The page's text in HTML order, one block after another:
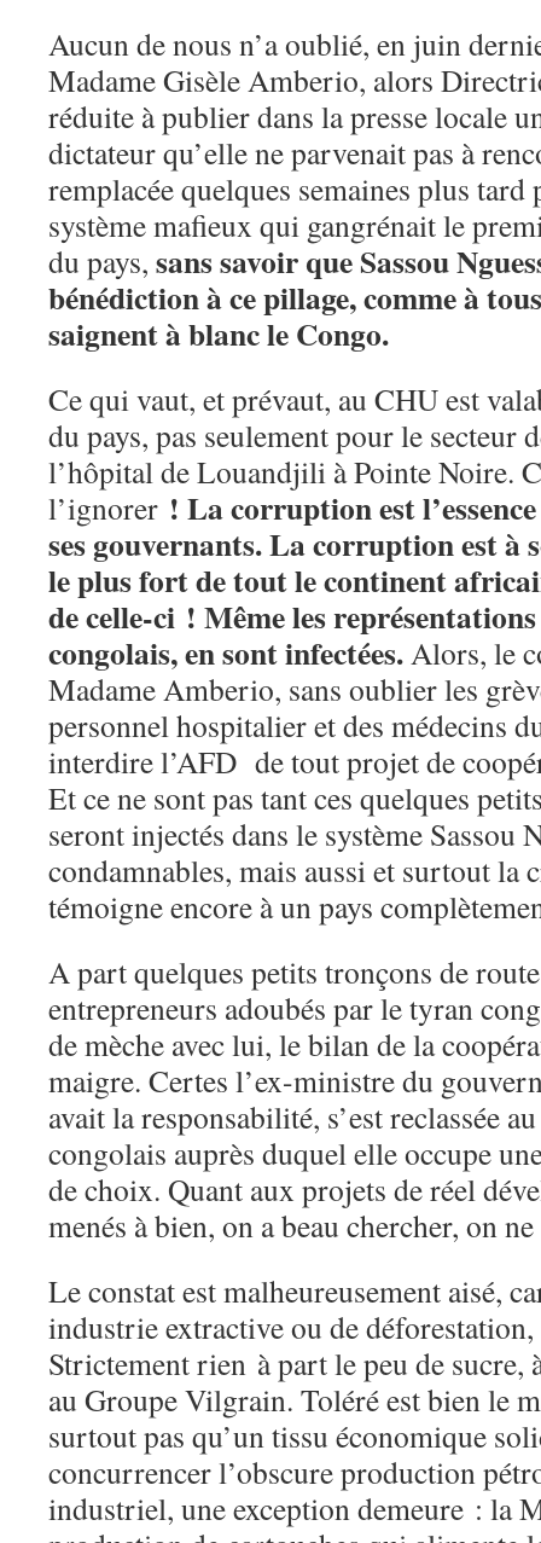
Aucun de nous n’a oublié, en juin
Madame Gisèle Amberio, alors
réduite à publier dans la presse locale
dictateur qu’elle ne parvenait pas à
remplacée quelques semaines plus
système mafieux qui gangrénait le
du pays, sans savoir que Sassou
bénédiction à ce pillage, comme à
saignent à blanc le Congo.
Ce qui vaut, et prévaut, au CHU est
du pays, pas seulement pour le secteur
l’hôpital de Louandjili à Pointe Noire.
l’ignorer ! La corruption est
ses gouvernants. La corruption est à
le plus fort de tout le continent
de celle-ci ! Même les
congolais, en sont infectées.Alors, le
Madame Amberio, sans oublier les
personnel hospitalier et des médecins
interdire l’AFD de tout projet de
Et ce ne sont pas tant ces quelques
seront injectés dans le système Sassou
condamnables, mais aussi et surtout la
témoigne encore à un pays
A part quelques petits tronçons de
entrepreneurs adoubés par le tyran
de mèche avec lui, le bilan de la
maigre. Certes l’ex-ministre du
avait la responsabilité, s’est reclassée
congolais auprès duquel elle occupe
de choix. Quant aux projets de réel
menés à bien, on a beau chercher, on
Le constat est malheureusement aisé,
industrie extractive ou de
Strictement rien à part le peu de sucre,
au Groupe Vilgrain. Toléré est bien le
surtout pas qu’un tissu économique
concurrencer l’obscure production
industriel, une exception demeure : la